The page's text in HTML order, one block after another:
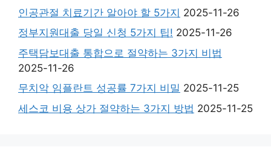
인공관절 치료기간 알아야 할 5가지 2025-11-26
정부지원대출 당일 신청 5가지 팁! 2025-11-26
주택담보대출 통합으로 절약하는 3가지 비법
2025-11-26
무치악 임플란트 성공률 7가지 비밀 2025-11-25
세스코 비용 상가 절약하는 3가지 방법 2025-11-25